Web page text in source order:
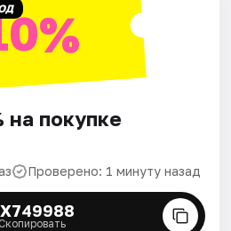
на покупке
Проверено: 1 минуту назад
Скопировать